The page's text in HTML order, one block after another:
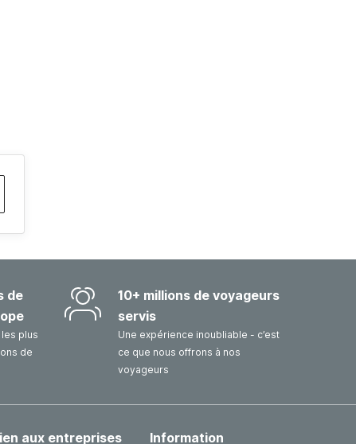
de
plus
de
10+ millions de voyageurs
servis
Une expérience inoubliable - c’est
ce que nous offrons à nos
voyageurs
aux entreprises Information